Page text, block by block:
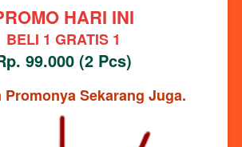
HARI INI
BELI 1 GRATIS 1
99.000 (2 Pcs)
Promonya Sekarang Juga.